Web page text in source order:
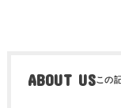
ABOUT US